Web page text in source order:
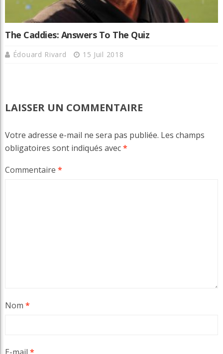
The Caddies: Answers To The Quiz
Édouard Rivard 15 Juil 2018
LAISSER UN COMMENTAIRE
Votre adresse e-mail ne sera pas publiée. Les champs
obligatoires sont indiqués avec*
Commentaire *
Nom *